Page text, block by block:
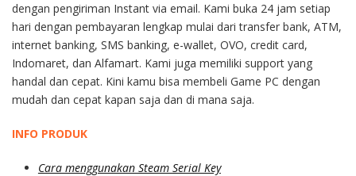
dengan pengiriman Instant via email. Kami buka 24 jam setiap
hari dengan pembayaran lengkap mulai dari transfer bank, ATM,
internet banking, SMS banking, e-wallet, OVO, credit card,
Indomaret, dan Alfamart. Kami juga memiliki support yang
handal dan cepat. Kini kamu bisa membeli Game PC dengan
mudah dan cepat kapan saja dan di mana saja.
INFO PRODUK
Cara menggunakan Steam Serial Key